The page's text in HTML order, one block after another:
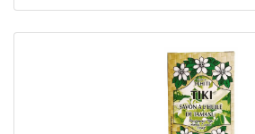
Rücksendung und Gutschrift
Kontakt